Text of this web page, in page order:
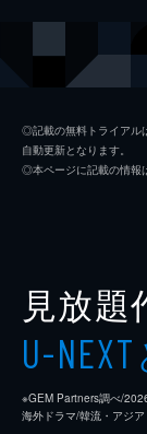
監督
脚本
音楽
◎記載の無料トライアル
自動更新となります。
◎本ページに記載の情報
見放題
U-NEXT
※GEM Partners調べ/
海外ドラマ/韓流・アジ